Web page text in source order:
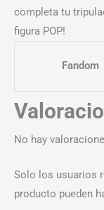
completa tu
figura POP!
Fandom
No hay
Solo los usuarios
producto pueden